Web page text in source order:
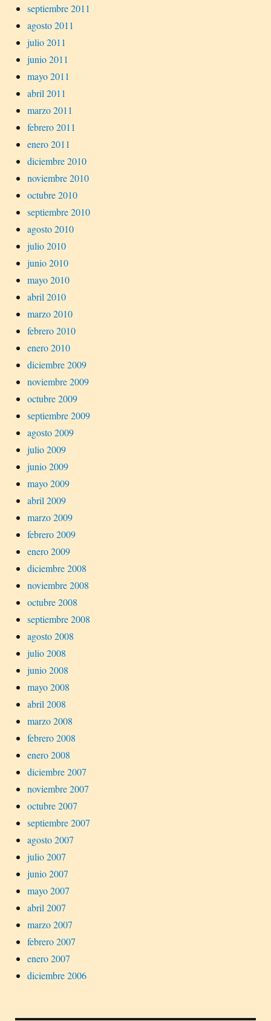
septiembre 2011
agosto 2011
julio 2011
junio 2011
mayo 2011
abril 2011
marzo 2011
febrero 2011
enero 2011
diciembre 2010
noviembre 2010
octubre 2010
septiembre 2010
agosto 2010
julio 2010
junio 2010
mayo 2010
abril 2010
marzo 2010
febrero 2010
enero 2010
diciembre 2009
noviembre 2009
octubre 2009
septiembre 2009
agosto 2009
julio 2009
junio 2009
mayo 2009
abril 2009
marzo 2009
febrero 2009
enero 2009
diciembre 2008
noviembre 2008
octubre 2008
septiembre 2008
agosto 2008
julio 2008
junio 2008
mayo 2008
abril 2008
marzo 2008
febrero 2008
enero 2008
diciembre 2007
noviembre 2007
octubre 2007
septiembre 2007
agosto 2007
julio 2007
junio 2007
mayo 2007
abril 2007
marzo 2007
febrero 2007
enero 2007
diciembre 2006